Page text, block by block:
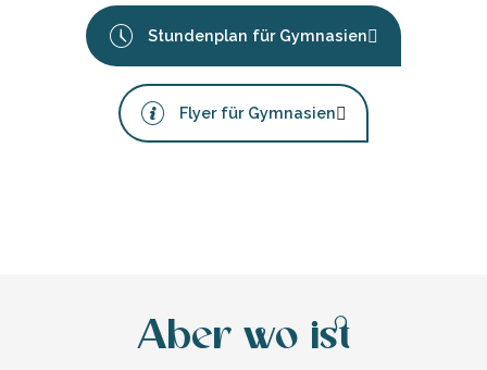
Stundenplan für Gymnasien
Flyer für Gymnasien
Aber wo ist